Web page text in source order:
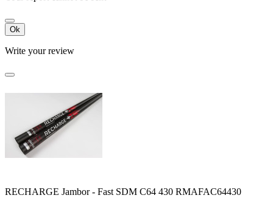
Ok
Write your review
RECHARGE Jambor - Fast SDM C64 430 RMAFAC64430